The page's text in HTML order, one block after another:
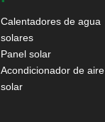
Calentadores de agua
solares
Panel solar
Acondicionador de aire
solar